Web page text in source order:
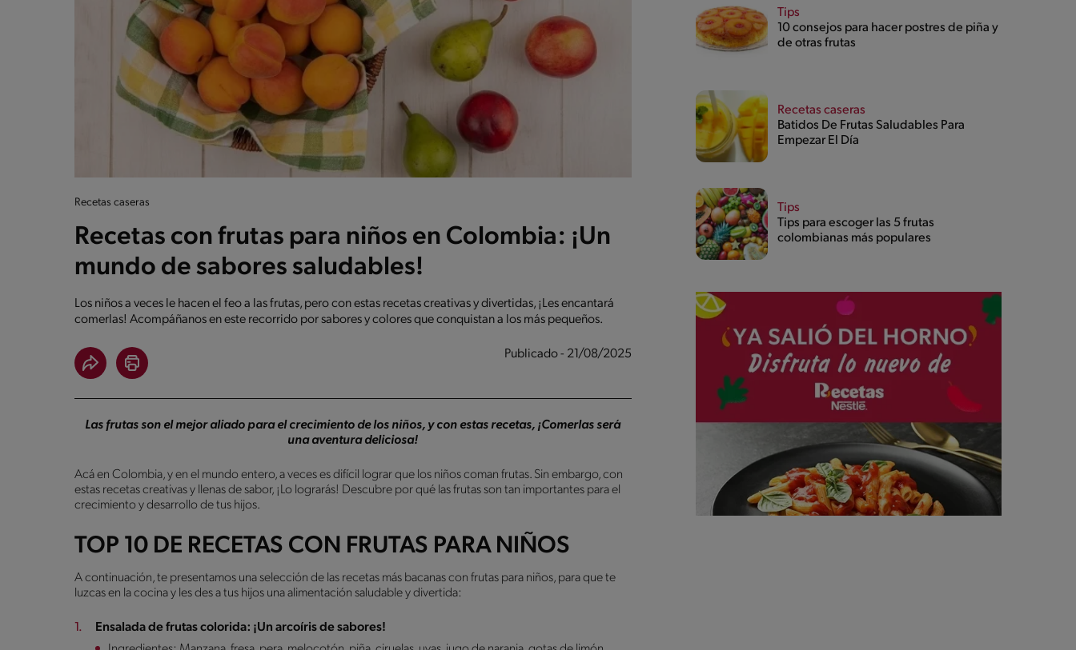
Recetas caseras
Recetas con frutas para niños en Colombia: ¡Un
mundo de sabores saludables!
Los niños a veces le hacen el feo a las frutas, pero con estas recetas creativas y divertidas, ¡Les encantará
comerlas! Acompáñanos en este recorrido por sabores y colores que conquistan a los más pequeños.
Publicado - 21/08/2025
Las frutas son el mejor aliado para el crecimiento de los niños, y con estas recetas, ¡Comerlas será
una aventura deliciosa!
Acá en Colombia, y en el mundo entero, a veces es difícil lograr que los niños coman frutas. Sin embargo, con
estas recetas creativas y llenas de sabor, ¡Lo lograrás! Descubre por qué las frutas son tan importantes para el
crecimiento y desarrollo de tus hijos.
TOP 10 DE RECETAS CON FRUTAS PARA NIÑOS
A continuación, te presentamos una selección de las recetas más bacanas con frutas para niños, para que te
luzcas en la cocina y les des a tus hijos una alimentación saludable y divertida:
Ensalada de frutas colorida: ¡Un arcoíris de sabores!
Tips
10 consejos para hacer postres de piña y
de otras frutas
Recetas caseras
Batidos De Frutas Saludables Para
Empezar El Día
Tips
Tips para escoger las 5 frutas
colombianas más populares